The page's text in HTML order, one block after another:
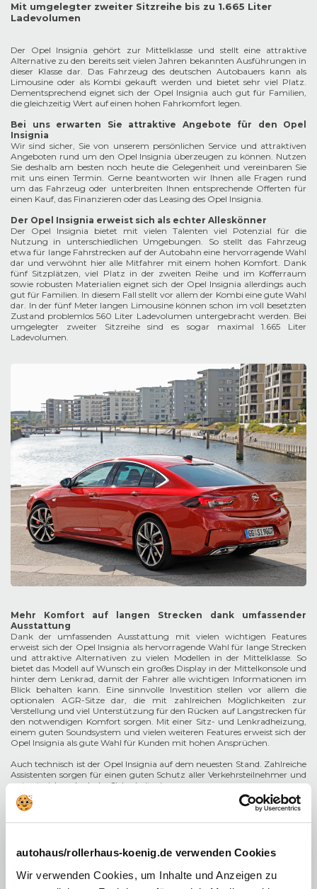
autohaus/rollerhaus-koenig.de verwenden Cookies
Wir verwenden Cookies, um Inhalte und Anzeigen zu
Mit umgelegter zweiter Sitzreihe bis zu 1.665 Liter
Ladevolumen
Der Opel Insignia gehört zur Mittelklasse und stellt eine attraktive
Alternative zu den bereits seit vielen Jahren bekannten Ausführungen in
dieser Klasse dar. Das Fahrzeug des deutschen Autobauers kann als
Limousine oder als Kombi gekauft werden und bietet sehr viel Platz.
Dementsprechend eignet sich der Opel Insignia auch gut für Familien,
die gleichzeitig Wert auf einen hohen Fahrkomfort legen.
Bei uns erwarten Sie attraktive Angebote für den Opel
Insignia
Wir sind sicher, Sie von unserem persönlichen Service und attraktiven
Angeboten rund um den Opel Insignia überzeugen zu können. Nutzen
Sie deshalb am besten noch heute die Gelegenheit und vereinbaren Sie
mit uns einen Termin. Gerne beantworten wir Ihnen alle Fragen rund
um das Fahrzeug oder unterbreiten Ihnen entsprechende Offerten für
einen Kauf, das Finanzieren oder das Leasing des Opel Insignia.
Der Opel Insignia erweist sich als echter Alleskönner
Der Opel Insignia bietet mit vielen Talenten viel Potenzial für die
Nutzung in unterschiedlichen Umgebungen. So stellt das Fahrzeug
etwa für lange Fahrstrecken auf der Autobahn eine hervorragende Wahl
dar und verwöhnt hier alle Mitfahrer mit einem hohen Komfort. Dank
fünf Sitzplätzen, viel Platz in der zweiten Reihe und im Kofferraum
sowie robusten Materialien eignet sich der Opel Insignia allerdings auch
gut für Familien. In diesem Fall stellt vor allem der Kombi eine gute Wahl
dar. In der fünf Meter langen Limousine können schon im voll besetzten
Zustand problemlos 560 Liter Ladevolumen untergebracht werden. Bei
umgelegter zweiter Sitzreihe sind es sogar maximal 1.665 Liter
Ladevolumen.
Mehr Komfort auf langen Strecken dank umfassender
Ausstattung
Dank der umfassenden Ausstattung mit vielen wichtigen Features
erweist sich der Opel Insignia als hervorragende Wahl für lange Strecken
und attraktive Alternativen zu vielen Modellen in der Mittelklasse. So
bietet das Modell auf Wunsch ein großes Display in der Mittelkonsole und
hinter dem Lenkrad, damit der Fahrer alle wichtigen Informationen im
Blick behalten kann. Eine sinnvolle Investition stellen vor allem die
optionalen AGR-Sitze dar, die mit zahlreichen Möglichkeiten zur
Verstellung und viel Unterstützung für den Rücken auf Langstrecken für
den notwendigen Komfort sorgen. Mit einer Sitz- und Lenkradheizung,
einem guten Soundsystem und vielen weiteren Features erweist sich der
Opel Insignia als gute Wahl für Kunden mit hohen Ansprüchen.
Auch technisch ist der Opel Insignia auf dem neuesten Stand. Zahlreiche
Assistenten sorgen für einen guten Schutz aller Verkehrsteilnehmer und
unterstreichen das hohe Sicherheitsniveau.
auf, etwa mit einem aktiven Spurhalte- oder Notbremsassistenten.
Leistungsstarke Motoren im alltäglichen Einsatz
Der Opel Insignia kann mit verschiedenen leistungsstarken Benzin- und